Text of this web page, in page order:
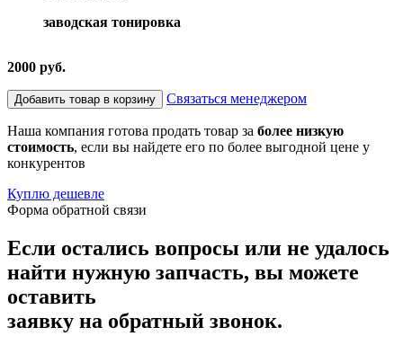
заводская тонировка
2000 руб.
Добавить товар в корзину Связаться менеджером
Наша компания готова продать товар за более низкую
стоимость, если вы найдете его по более выгодной цене у
конкурентов
Куплю дешевле
Форма обратной связи
Если остались вопросы или не удалось
найти нужную запчасть, вы можете
оставить
заявку на обратный звонок.